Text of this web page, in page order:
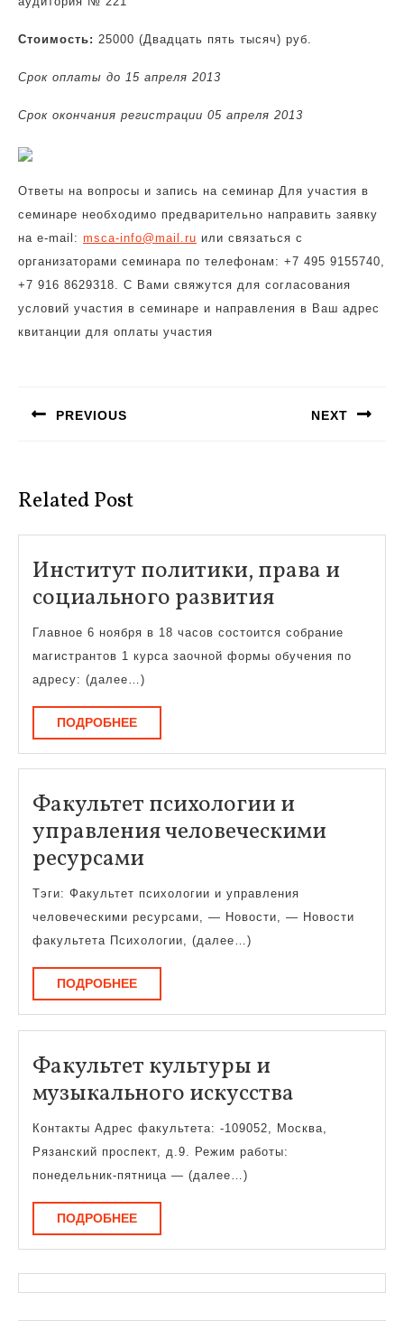
Стоимость: 25000 (Двадцать пять тысяч) руб.
Срок оплаты до 15 апреля 2013
Cрок окончания регистрации 05 апреля 2013
Ответы на вопросы и запись на семинар Для участия в
семинаре необходимо предварительно направить заявку
на e-mail: msca-info@mail.ru или связаться с
организаторами семинара по телефонам: +7 495 9155740,
+7 916 8629318. С Вами свяжутся для согласования
условий участия в семинаре и направления в Ваш адрес
квитанции для оплаты участия
записям
PREVIOUS NEXT
Related Post
Институт политики, права и
социального развитияИнститут
политики,
права
Главное 6 ноября в 18 часов состоится собрание
магистрантов 1 курса заочной формы обучения по
адресу: (далее…)
ПОДРОБНЕЕПОДРОБНЕЕ
Факультет психологии и
управления человеческими
ресурсами
психологии
и
управления
человеческими
ресурсами
Тэги: Факультет психологии и управления
человеческими ресурсами, — Новости, — Новости
факультета Психологии, (далее…)
ПОДРОБНЕЕПОДРОБНЕЕ
Факультет культуры и
музыкального искусства
культуры
Контакты Адрес факультета: -109052, Москва,
Рязанский проспект, д.9. Режим работы:
понедельник-пятница — (далее…)
ПОДРОБНЕЕПОДРОБНЕЕ